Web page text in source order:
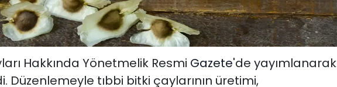
Hakkında Yönetmelik Resmi Gazete'de yayımlanarak
Düzenlemeyle tıbbi bitki çaylarının üretimi,